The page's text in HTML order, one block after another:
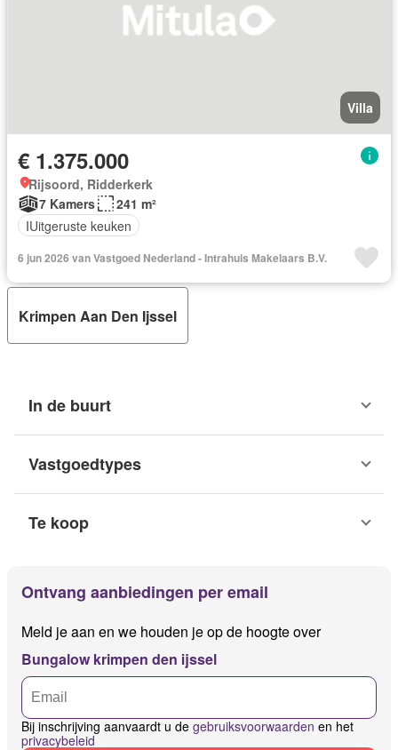
Villa
€ 1.375.000
Rijsoord, Ridderkerk
7 Kamers
241 m²
IUitgeruste keuken
6 jun 2026 van Vastgoed Nederland - Intrahuis Makelaars B.V.
Krimpen Aan Den Ijssel
In de buurt
Vastgoedtypes
Te koop
Ontvang aanbiedingen per email
Meld je aan en we houden je op de hoogte over
Bungalow krimpen den ijssel
Bij inschrijving aanvaardt u de gebruiksvoorwaarden en het
privacybeleid